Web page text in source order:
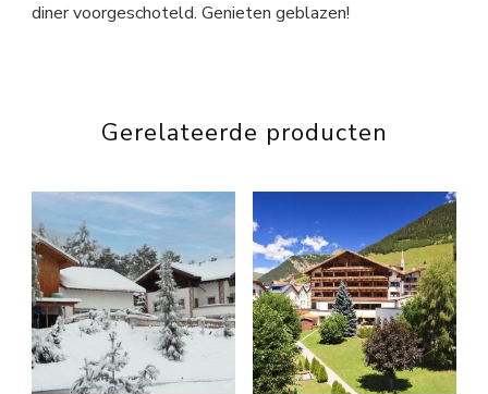
diner voorgeschoteld. Genieten geblazen!
Gerelateerde producten